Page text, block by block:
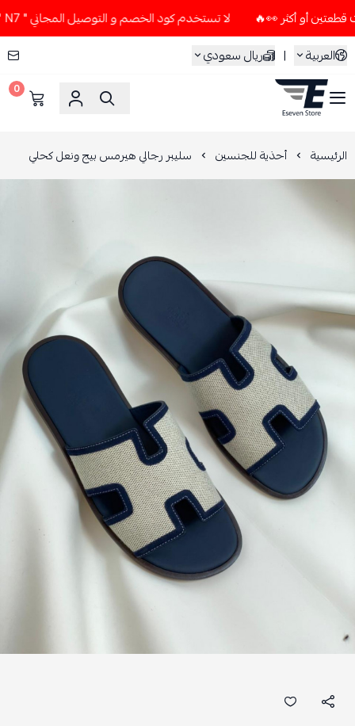
لا تستخدم كود الخصم و التوصيل المجاني " N7 " إلا إذا طلبت قطعتين أو أكثر 👀🔥
العربية
| ريال سعودي
ESEVEN STORE
0
الرئيسية أحذية للجنسين سليبر رجالي هيرمس بيج ونعل كحلي